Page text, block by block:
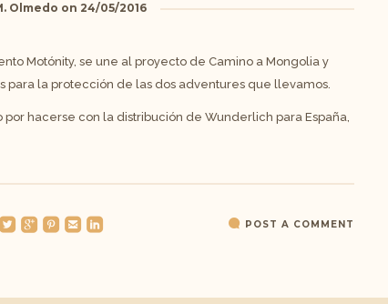
Olmedo on 24/05/2016
Motónity, se une al proyecto de Camino a Mongolia y
para la protección de las dos adventures que llevamos.
hacerse con la distribución de Wunderlich para España,
roundedtwitterbird roundedgoogleplus roundedpinterest roundedemail roundedlinkedin POST A COMMENT